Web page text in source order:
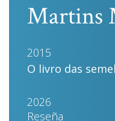
Martins
2015
O livro das
2026
Reseña